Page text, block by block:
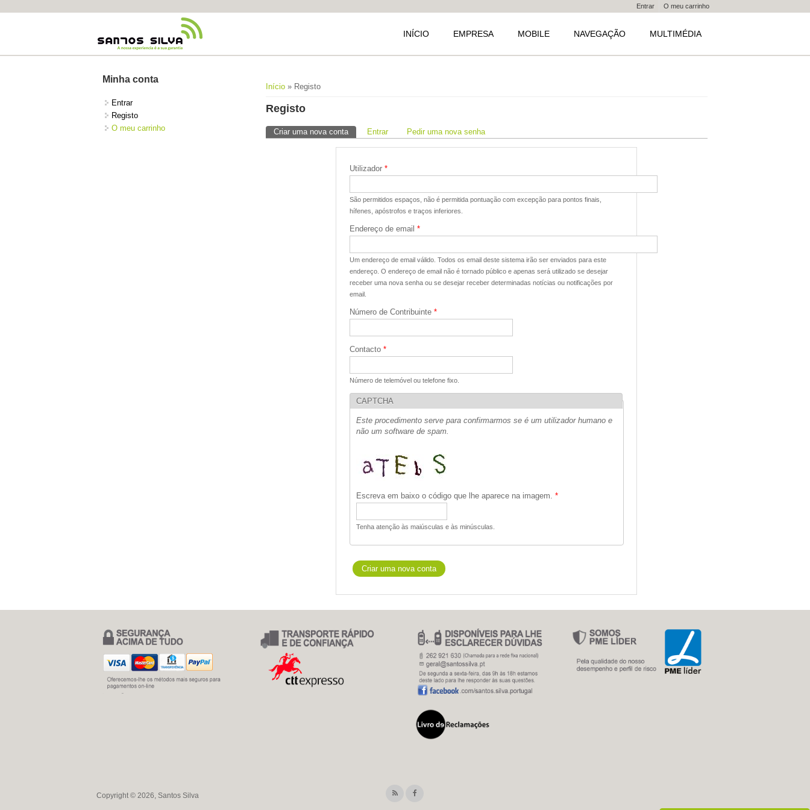
Entrar O meu carrinho
INÍCIO EMPRESA MOBILE NAVEGAÇÃO MULTIMÉDIA
Está aqui
Início » Registo
Registo
Separadores primários
Criar uma nova conta (separador ativo)
Entrar Pedir uma nova senha
Utilizador*
São permitidos espaços, não é permitida pontuação com excepção para pontos finais,
hífenes, apóstrofos e traços inferiores.
Endereço de email*
Um endereço de email válido. Todos os email deste sistema irão ser enviados para este
endereço. O endereço de email não é tornado público e apenas será utilizado se desejar
receber uma nova senha ou se desejar receber determinadas notícias ou notificações por
email.
Número de Contribuinte*
Contacto*
Número de telemóvel ou telefone fixo.
CAPTCHA
Este procedimento serve para confirmarmos se é um utilizador humano e
não um software de spam.
Escreva em baixo o código que lhe aparece na imagem.*
Tenha atenção às maiúsculas e às minúsculas.
Minha conta
Entrar
Registo
O meu carrinho
Copyright © 2026, Santos Silva